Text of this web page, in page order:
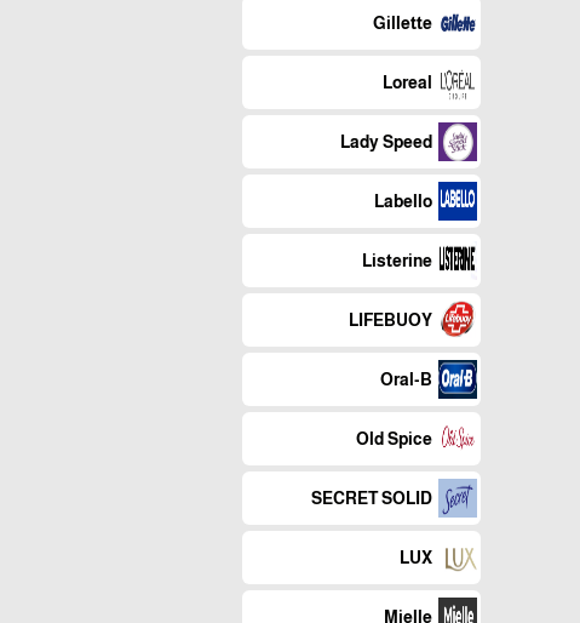
Gillette
Loreal
Lady Speed
Labello
Listerine
LIFEBUOY
Oral-B
Old Spice
SECRET SOLID
LUX
Mielle